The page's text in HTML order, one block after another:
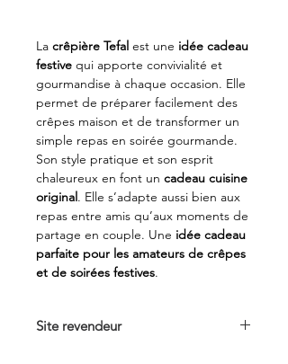
La crêpière Tefal est une idée cadeau
festive qui apporte convivialité et
gourmandise à chaque occasion. Elle
permet de préparer facilement des
crêpes maison et de transformer un
simple repas en soirée gourmande.
Son style pratique et son esprit
chaleureux en font un cadeau cuisine
original. Elle s’adapte aussi bien aux
repas entre amis qu’aux moments de
partage en couple. Une idée cadeau
parfaite pour les amateurs de crêpes
et de soirées festives.
Site revendeur